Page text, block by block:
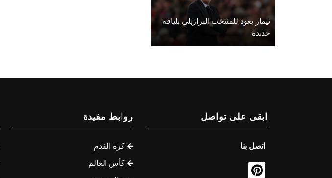
نيمار يعود للمنتخب البرازيلي بلياقة
جديدة
ابقى على تواصل
اتصل بنا
روابط مفيدة
كرة القدم
كأس العالم